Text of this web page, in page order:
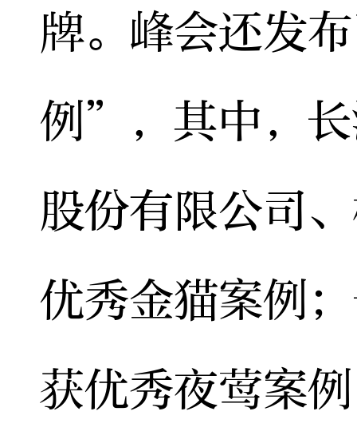
牌。峰会还发
例”，其中，
股份有限公司
优秀金猫案例
获优秀夜莺案